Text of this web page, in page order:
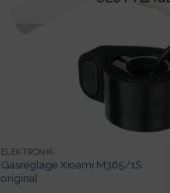
ELEKTRONIK
Gasreglage Xioami M365/1S
original